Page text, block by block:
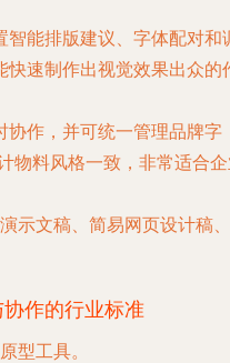
智能排版建议、字体配对和
快速制作出视觉效果出众的
协作，并可统一管理品牌字
物料风格一致，非常适合
示文稿、简易网页设计稿、
作的行业标准
型工具。